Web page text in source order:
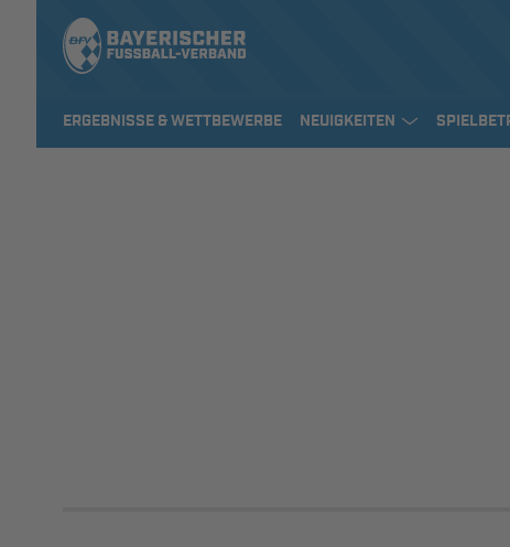
ERGEBNISSE & WETTBEWERBE NEUIGKEITEN